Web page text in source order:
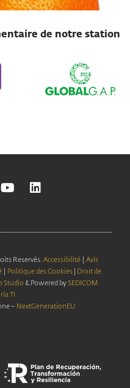
de notre station
Reservés. Accessibilité
Avis
Politique des Cookies
Droit de
Studio & Powered by SEDICOM
TI
– NextGenerationEU